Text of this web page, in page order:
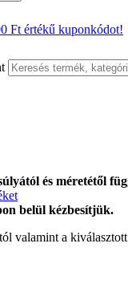
Ft értékű kuponkódot!
és méretétől
belül kézbesítjük.
valamint a